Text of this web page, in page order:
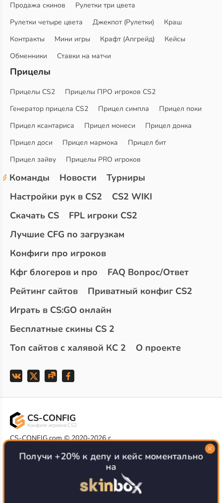
Продажа скинов
Рулетки три цвета
Рулетки четыре цвета
Джекпот (Рулетки)
Краш
Контракты
Мини игры Крафт (Апгрейд)
Кейсы
Обменники
Ставки на матчи
Прицелы
Прицелы CS2
Прицелы ПРО игроков CS2
Генератор прицела CS2
Прицел симпла
Прицел поки
Прицел ксантариса
Прицел монеси
Прицел донка
Прицел доси
Прицел мармока
Прицел бит
Прицел зайву
Прицелы PRO игроков
Команды Новости
Турниры
Настройки рук в CS2
CS2 WIKI
Скачать CS
FPL игроки CS2
Лучшие CFG по загрузкам
Конфиги про игроков
Кфг блогеров и про
FAQ Вопрос/Ответ
Рейтинг сайтов
Приватный конфиг CS2
Играть в CS:GO онлайн
Бесплатные скины CS 2
Топ сайтов с халявой КС 2
О проекте
CS-CONFIG
Конфиги игроков CS2
CS-CONFIG.com © 2020-2026 г.
РЕКЛАМА НА САЙТЕ
Все доступные варианты размещения
Согласие на обработку данных
О CS-CONFIG.COM
Получи +20% к депу и кейс моментально
на